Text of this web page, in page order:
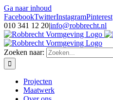
Ga naar inhoud
FacebookTwitterInstagramPinterest
010 341 12 20|info@robbrecht.nl
Zoeken naar:
Projecten
Maatwerk